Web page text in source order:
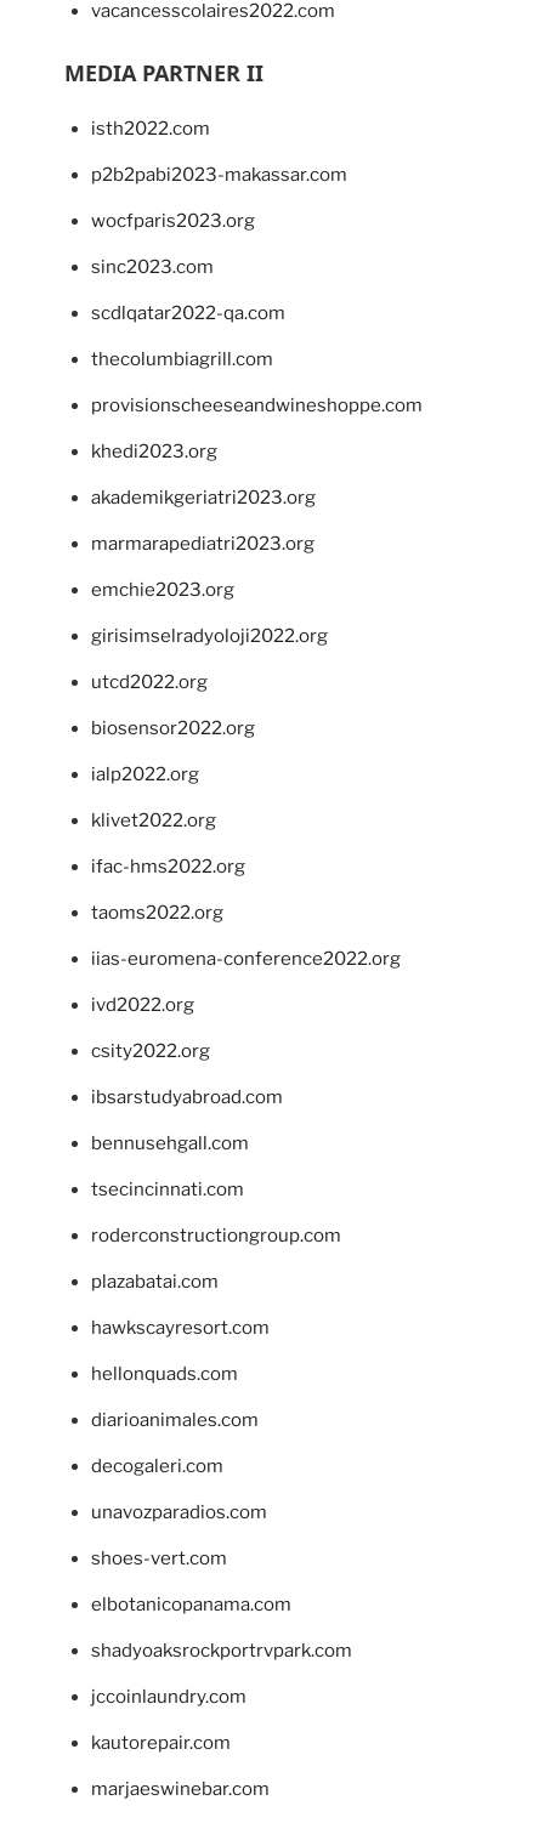
vacancesscolaires2022.com
MEDIA PARTNER II
isth2022.com
p2b2pabi2023-makassar.com
wocfparis2023.org
sinc2023.com
scdlqatar2022-qa.com
thecolumbiagrill.com
provisionscheeseandwineshoppe.com
khedi2023.org
akademikgeriatri2023.org
marmarapediatri2023.org
emchie2023.org
girisimselradyoloji2022.org
utcd2022.org
biosensor2022.org
ialp2022.org
klivet2022.org
ifac-hms2022.org
taoms2022.org
iias-euromena-conference2022.org
ivd2022.org
csity2022.org
ibsarstudyabroad.com
bennusehgall.com
tsecincinnati.com
roderconstructiongroup.com
plazabatai.com
hawkscayresort.com
hellonquads.com
diarioanimales.com
decogaleri.com
unavozparadios.com
shoes-vert.com
elbotanicopanama.com
shadyoaksrockportrvpark.com
jccoinlaundry.com
kautorepair.com
marjaeswinebar.com